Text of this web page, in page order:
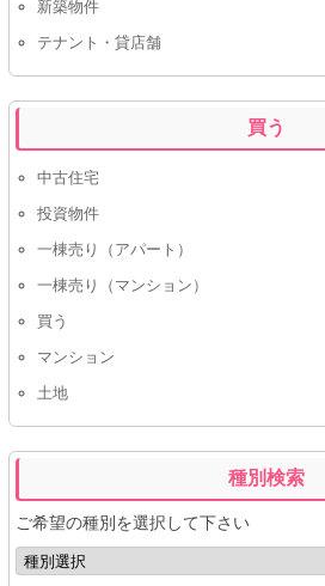
新築物件
テナント・貸店舗
買う
中古住宅
投資物件
一棟売り（アパート）
一棟売り（マンション）
買う
マンション
土地
種別検索
ご希望の種別を選択して下さい